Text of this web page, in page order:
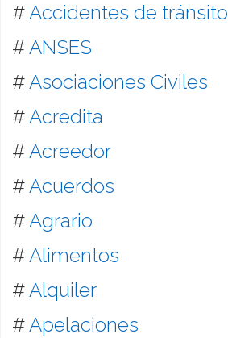
#Accidentes de tránsito
#ANSES
#Asociaciones Civiles
#Acredita
#Acreedor
#Acuerdos
#Agrario
#Alimentos
#Alquiler
#Apelaciones